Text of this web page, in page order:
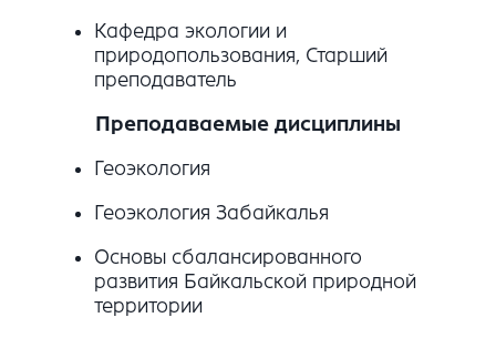
Кафедра экологии и
природопользования, Старший
преподаватель
Преподаваемые дисциплины
Геоэкология
Геоэкология Забайкалья
Основы сбалансированного
развития Байкальской природной
территории